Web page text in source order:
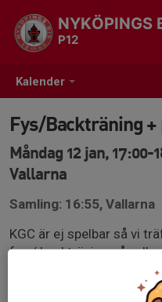
Kalender
NYKÖPINGS
P12
Fys/Backträning
Måndag 12 jan, 17:00-
Vallarna
Samling: 16:55, Vallarna
KGC är ej spelbar så vi
fys / backträning på
Ta med pulka/någonting